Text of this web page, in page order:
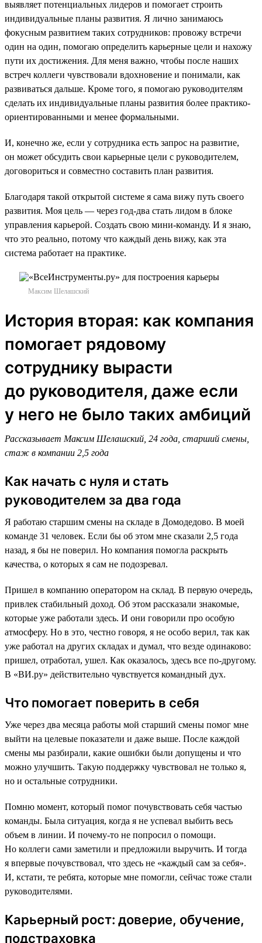
выявляет потенциальных лидеров и помогает строить
индивидуальные планы развития. Я лично занимаюсь
фокусным развитием таких сотрудников: провожу встречи
один на один, помогаю определить карьерные цели и нахожу
пути их достижения. Для меня важно, чтобы после наших
встреч коллеги чувствовали вдохновение и понимали, как
развиваться дальше. Кроме того, я помогаю руководителям
сделать их индивидуальные планы развития более практико-
ориентированными и менее формальными.
И, конечно же, если у сотрудника есть запрос на развитие,
он может обсудить свои карьерные цели с руководителем,
договориться и совместно составить план развития.
Благодаря такой открытой системе я сама вижу путь своего
развития. Моя цель — через год-два стать лидом в блоке
управления карьерой. Создать свою мини-команду. И я знаю,
что это реально, потому что каждый день вижу, как эта
система работает на практике.
Максим Шелашский
История вторая: как компания
помогает рядовому
сотруднику вырасти
до руководителя, даже если
у него не было таких амбиций
Рассказывает Максим Шелашский, 24 года, старший смены,
стаж в компании 2,5 года
Как начать с нуля и стать
руководителем за два года
Я работаю старшим смены на складе в Домодедово. В моей
команде 31 человек. Если бы об этом мне сказали 2,5 года
назад, я бы не поверил. Но компания помогла раскрыть
качества, о которых я сам не подозревал.
Пришел в компанию оператором на склад. В первую очередь,
привлек стабильный доход. Об этом рассказали знакомые,
которые уже работали здесь. И они говорили про особую
атмосферу. Но в это, честно говоря, я не особо верил, так как
уже работал на других складах и думал, что везде одинаково:
пришел, отработал, ушел. Как оказалось, здесь все по-другому.
В «ВИ.ру» действительно чувствуется командный дух.
Что помогает поверить в себя
Уже через два месяца работы мой старший смены помог мне
выйти на целевые показатели и даже выше. После каждой
смены мы разбирали, какие ошибки были допущены и что
можно улучшить. Такую поддержку чувствовал не только я,
но и остальные сотрудники.
Помню момент, который помог почувствовать себя частью
команды. Была ситуация, когда я не успевал выбить весь
объем в линии. И почему-то не попросил о помощи.
Но коллеги сами заметили и предложили выручить. И тогда
я впервые почувствовал, что здесь не «каждый сам за себя».
И, кстати, те ребята, которые мне помогли, сейчас тоже стали
руководителями.
Карьерный рост: доверие, обучение,
подстраховка